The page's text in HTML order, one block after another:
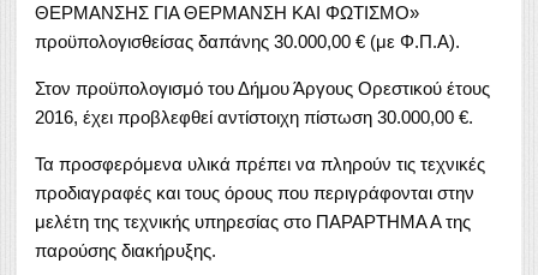
ΘΕΡΜΑΝΣΗΣ ΓΙΑ ΘΕΡΜΑΝΣΗ ΚΑΙ ΦΩΤΙΣΜΟ»
προϋπολογισθείσας δαπάνης 30.000,00 € (με Φ.Π.Α).
Στον προϋπολογισμό του Δήμου Άργους Ορεστικού έτους
2016, έχει προβλεφθεί αντίστοιχη πίστωση 30.000,00 €.
Τα προσφερόμενα υλικά πρέπει να πληρούν τις τεχνικές
προδιαγραφές και τους όρους που περιγράφονται στην
μελέτη της τεχνικής υπηρεσίας στο ΠΑΡΑΡΤΗΜΑ Α της
παρούσης διακήρυξης.